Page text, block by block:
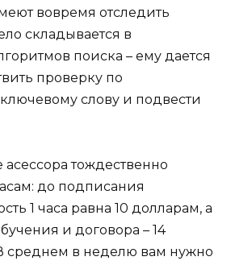
вовремя отследить
складывается в
поиска – ему дается
проверку по
слову и подвести
тождественно
до подписания
1 часа равна 10 долларам, а
и договора – 14
среднем в неделю вам нужно